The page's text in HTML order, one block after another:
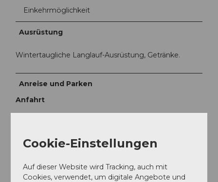
Einkehrmöglichkeit
Ausrüstung
Wintertaugliche Langlauf-Ausrüstung, Getränke.
Anreise und Parken
Anfahrt
Von der A4 Ausfahrt Brunnen Richtung Vitznau -
Parken
Cookie-Einstellungen
Auf dieser Website wird Tracking, auch mit
Cookies, verwendet, um digitale Angebote und